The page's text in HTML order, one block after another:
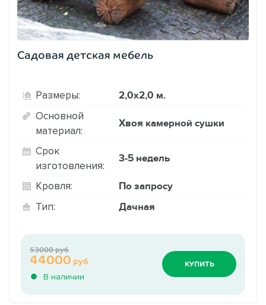
Садовая детская мебель
Размеры: 2,0х2,0 м.
Основной
материал:
Хвоя камерной сушки
Срок
изготовления:
3-5 недель
Кровля: По запросу
Тип: Дачная
В наличии
44000 руб
53000 руб
КУПИТЬ